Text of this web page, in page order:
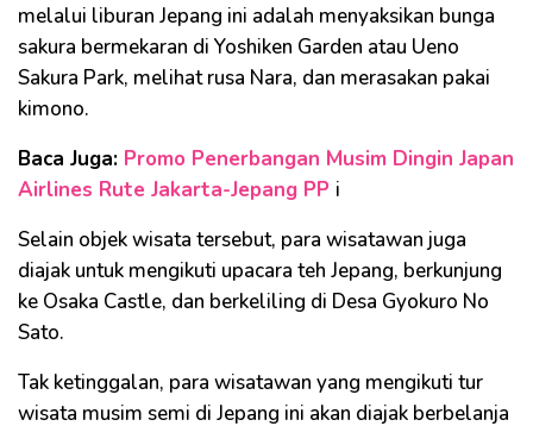
melalui liburan Jepang ini adalah menyaksikan bunga
sakura bermekaran di Yoshiken Garden atau Ueno
Sakura Park, melihat rusa Nara, dan merasakan pakai
kimono.
Baca Juga: Promo Penerbangan Musim Dingin Japan
Airlines Rute Jakarta-Jepang PP i
Selain objek wisata tersebut, para wisatawan juga
diajak untuk mengikuti upacara teh Jepang, berkunjung
ke Osaka Castle, dan berkeliling di Desa Gyokuro No
Sato.
Tak ketinggalan, para wisatawan yang mengikuti tur
wisata musim semi di Jepang ini akan diajak berbelanja